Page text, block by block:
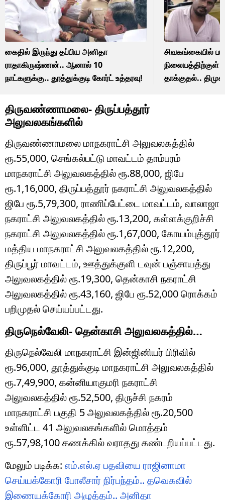
கைதில் இருந்து தப்பிய அனிதா
ராதாகிருஷ்ணன்.. ஆனால் 10
நாட்களுக்கு.. தூத்துக்குடி கோர்ட் உத்தரவு!
சிவகங்கையில்
நிலையத்திற்குள்
தாக்குதல்.. திமுக
திருவண்ணாமலை- திருப்பத்தூர்
அலுவலகங்களில்
திருவண்ணாமலை மாநகராட்சி அலுவலகத்தில்
ரூ.55,000, செங்கல்பட்டு மாவட்டம் தாம்பரம்
மாநகராட்சி அலுவலகத்தில் ரூ.88,000, ஜிபே
ரூ.1,16,000, திருப்பத்தூர் நகராட்சி அலுவலகத்தில்
ஜிபே ரூ.5,79,300, ராணிப்பேட்டை மாவட்டம், வாலாஜா
நகராட்சி அலுவலகத்தில் ரூ.13,200, கள்ளக்குறிச்சி
நகராட்சி அலுவலகத்தில் ரூ.1,67,000, கோயம்புத்தூர்
மத்திய மாநகராட்சி அலுவலகத்தில் ரூ.12,200,
திருப்பூர் மாவட்டம், ஊத்துக்குளி டவுன் பஞ்சாயத்து
அலுவலகத்தில் ரூ.19,300, தென்காசி நகராட்சி
அலுவலகத்தில் ரூ.43,160, ஜிபே ரூ.52,000 ரொக்கம்
பறிமுதல் செய்யப்பட்டது.
திருநெல்வேலி- தென்காசி அலுவலகத்தில்…
திருநெல்வேலி மாநகராட்சி இன்ஜினியர் பிரிவில்
ரூ.96,000, தூத்துக்குடி மாநகராட்சி அலுவலகத்தில்
ரூ.7,49,900, கன்னியாகுமரி நகராட்சி
அலுவலகத்தில் ரூ.52,500, திருச்சி நகரம்
மாநகராட்சி பகுதி 5 அலுவலகத்தில் ரூ.20,500
உள்ளிட்ட 41 அலுவலகங்களில் மொத்தம்
ரூ.57,98,100 கணக்கில் வராதது கண்டறியப்பட்டது.
மேலும் படிக்க: எம்.எல்.ஏ பதவியை ராஜினாமா
செய்யக்கோரி போலீசார் நிர்பந்தம்.. தவெகவில்
இணையக்கோரி அழுத்தம்.. அனிதா